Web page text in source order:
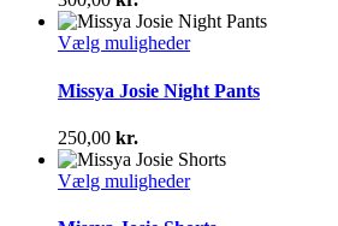
Mulighederne
kan
vælges
varesiden
Vælg mulighederDette
har
flere
Mulighederne
kan
vælges
Missya Josie Night Pants
250,00 kr.
Vælg mulighederDette